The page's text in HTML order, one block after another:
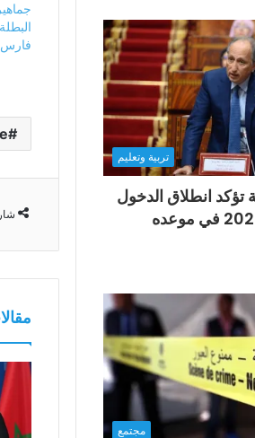
تربية وتعليم
تؤكد انطلاق الدخول
المدرسي 2026-2027 في موعده
مجتمع